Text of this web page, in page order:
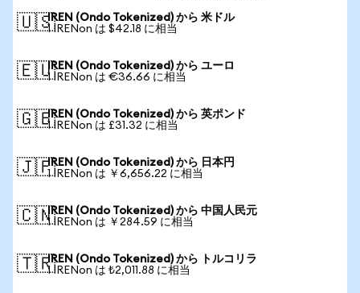
🇺🇸IREN (Ondo Tokenized) から 米ドル
1 IRENon は $42.18 に相当
🇪🇺IREN (Ondo Tokenized) から ユーロ
1 IRENon は €36.66 に相当
🇬🇧IREN (Ondo Tokenized) から 英ポンド
1 IRENon は £31.32 に相当
🇯🇵IREN (Ondo Tokenized) から 日本円
1 IRENon は ￥6,656.22 に相当
🇨🇳IREN (Ondo Tokenized) から 中国人民元
1 IRENon は ￥284.59 に相当
🇹🇷IREN (Ondo Tokenized) から トルコリラ
1 IRENon は ₺2,011.88 に相当